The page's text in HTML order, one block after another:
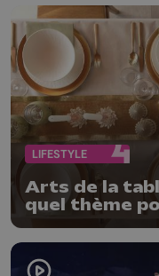
LIFESTYLE
Arts de la
quel thème